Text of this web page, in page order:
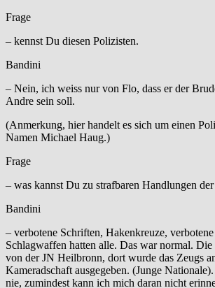
Frage
– kennst Du diesen Polizisten.
Bandini
– Nein, ich weiss nur von Flo, dass er der
Andre sein soll.
(Anmerkung, hier handelt es sich um einen
Namen Michael Haug.)
Frage
– was kannst Du zu strafbaren Handlungen der
Bandini
– verbotene Schriften, Hakenkreuze,
Schlagwaffen hatten alle. Das war normal.
von der JN Heilbronn, dort wurde das Zeugs
Kameradschaft ausgegeben. (Junge
nie, zumindest kann ich mich daran nicht